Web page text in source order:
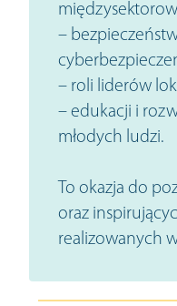
–
– roli liderów
– edukacji i
młodych ludzi.
To okazja do
oraz
realizowanych